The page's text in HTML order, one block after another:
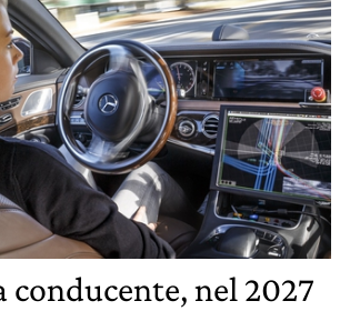
conducente, nel 2027